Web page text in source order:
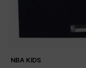
NBA KIDS